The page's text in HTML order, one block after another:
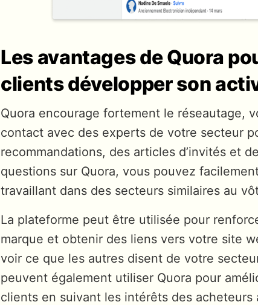
Les avantages de Quora
clients développer son
Quora encourage fortement le réseautage,
contact avec des experts de votre secteur
recommandations, des articles d’invités et
questions sur Quora, vous pouvez
travaillant dans des secteurs similaires au
La plateforme peut être utilisée pour
marque et obtenir des liens vers votre site
voir ce que les autres disent de votre
peuvent également utiliser Quora pour
clients en suivant les intérêts des